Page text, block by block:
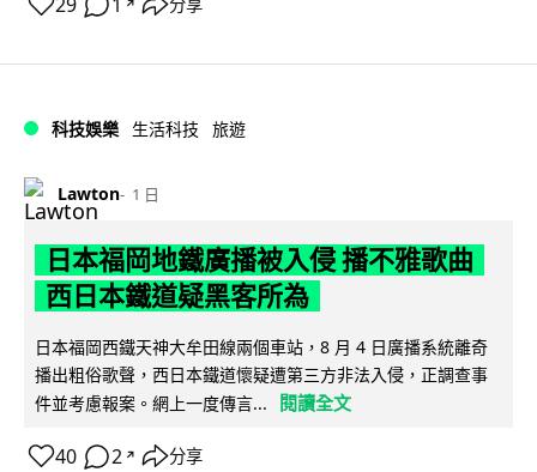
↗
科技娛樂 生活科技 旅遊
Lawton 1 日
日本福岡地鐵廣播被入侵 播不雅歌曲
西日本鐵道疑黑客所為
日本福岡西鐵天神大牟田線兩個車站，8 月 4 日廣播系統離奇
播出粗俗歌聲，西日本鐵道懷疑遭第三方非法入侵，正調查事
件並考慮報案。網上一度傳言...
閱讀全文
40 2 ↗ 分享